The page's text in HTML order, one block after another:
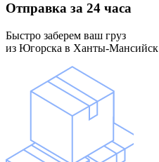
Отправка за 24 часа
Быстро заберем ваш груз
из Югорска в Ханты-Мансийск